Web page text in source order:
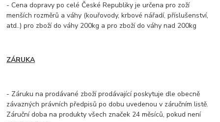
- Cena dopravy po celé České Republiky je určena pro zoží
menších rozměrů a váhy (kouřovody, krbové nářadí, příslušenství,
atd..) pro zboží do váhy 200kg a pro zboží do váhy nad 200kg
ZÁRUKA
- Záruku na prodávané zboží prodávající poskytuje dle obecně
závazných právních předpisů po dobu uvedenou v záručním listě.
Záruční doba na produkty všech značek 24 měsíců, pokud není